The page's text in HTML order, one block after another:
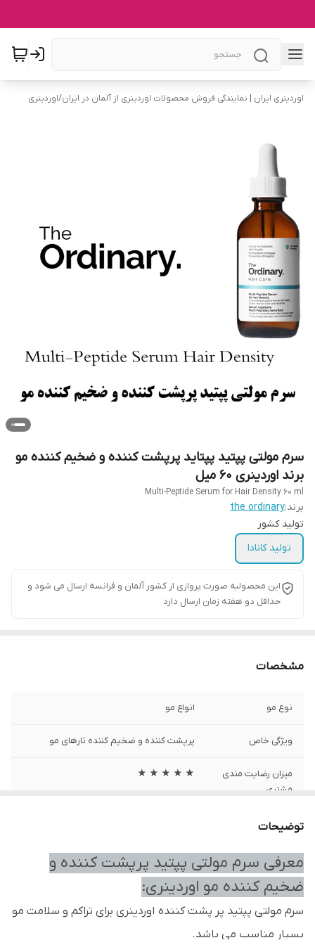
اوردینری ایران | نمایندگی فروش محصولات اوردینری از آلمان در ایران/اوردینری
سرم مولتی پپتید پپتاید پرپشت کننده و ضخیم کننده مو
برند اوردینری 60 میل
Multi-Peptide Serum for Hair Density 60 ml
برند:the ordinary
تولید کشور
تولید کانادا
این محصولبه صورت پروازی از کشور آلمان و فرانسه ارسال می شود و
حداقل دو هفته زمان ارسال دارد
مشخصات
نوع مو انواع مو
ویژگی خاص پرپشت کننده و ضخیم کننده تارهای مو
میزان رضایت مندی
مشتری
★ ★ ★ ★ ★
سایز
انقضا 3 سال پس از تولید
برند اوردینری
تاریخ تولید
توضیحات
معرفی سرم مولتی پپتید پرپشت کننده و
ضخیم کننده مو اوردینری:
سرم مولتی پپتید پر پشت کننده اوردینری برای تراکم و سلامت مو
بسیار مناسب می باشد.